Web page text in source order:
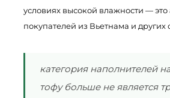
условиях высокой влажности — это
покупателей из Вьетнама и других
категория наполнителей
тофу больше не является